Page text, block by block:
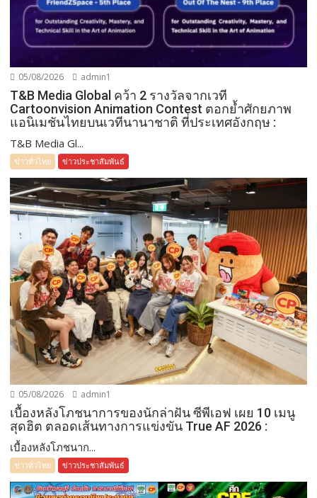
05/08/2026 admin1
T&B Media Global คว้า 2 รางวัลจากเวที
Cartoonvision Animation Contest ตอกย้ำศักยภาพ
แอนิเมชันไทยบนเวทีนานาชาติ ที่ประเทศอังกฤษ :
T&B Media Gl...
ข่าวทั่วไทย ข่าวประชาสัมพันธ์
05/08/2026 admin1
เบื้องหลังโภชนาการของนักล่าฝัน ซีพีเอฟ เผย 10 เมนู
สุดฮิต ตลอดเส้นทางการแข่งขัน True AF 2026 :
เบื้องหลังโภชนาก...
ข่าวทั่วไทย ข่าวประชาสัมพันธ์